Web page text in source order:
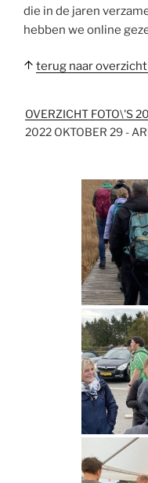
die in de jaren
hebben we online
terug naar
OVERZICHT FOTO\'S
2022 OKTOBER 29 -